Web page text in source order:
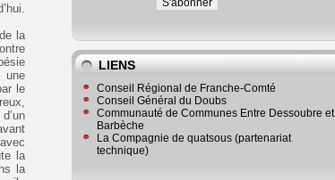
la
une
le
la
la
LIENS
Conseil Régional de Franche-Comté
Conseil Général du Doubs
Communauté de Communes Entre Dessoubre et
Barbèche
La Compagnie de quatsous (partenariat
technique)